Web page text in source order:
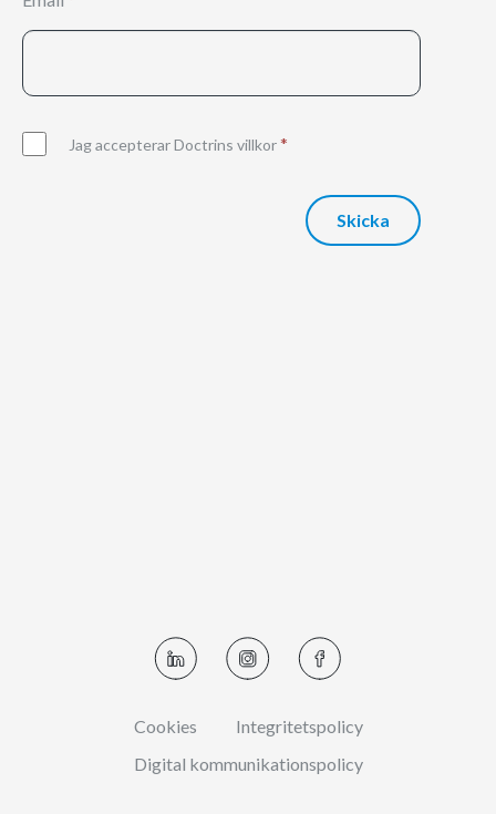
Cookies
Integritetspolicy
Digital kommunikationspolicy